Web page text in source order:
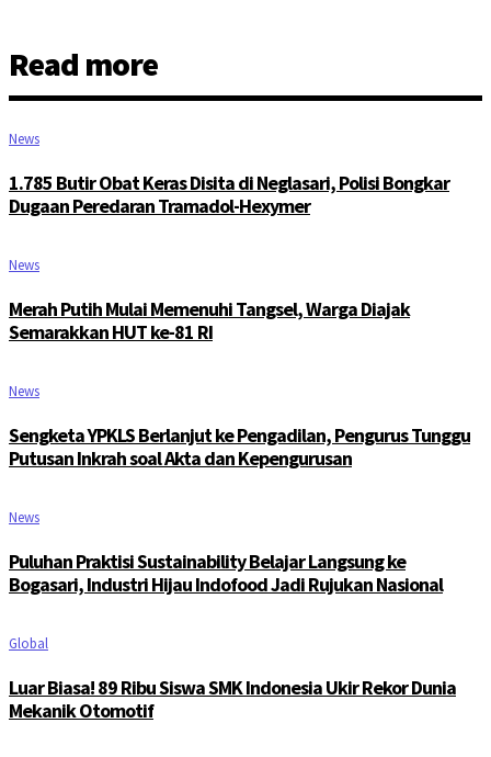
Read more
News
1.785 Butir Obat Keras Disita di Neglasari, Polisi Bongkar
Dugaan Peredaran Tramadol-Hexymer
News
Merah Putih Mulai Memenuhi Tangsel, Warga Diajak
Semarakkan HUT ke-81 RI
News
Sengketa YPKLS Berlanjut ke Pengadilan, Pengurus Tunggu
Putusan Inkrah soal Akta dan Kepengurusan
News
Puluhan Praktisi Sustainability Belajar Langsung ke
Bogasari, Industri Hijau Indofood Jadi Rujukan Nasional
Global
Luar Biasa! 89 Ribu Siswa SMK Indonesia Ukir Rekor Dunia
Mekanik Otomotif